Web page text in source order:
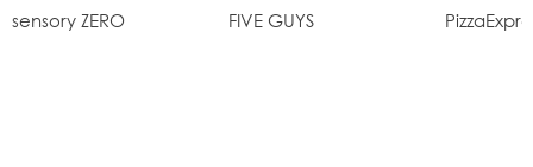
sensory ZERO FIVE GUYS